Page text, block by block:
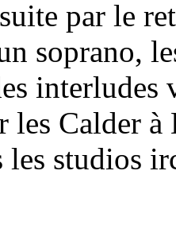
par le
soprano,
les Calder
les studios